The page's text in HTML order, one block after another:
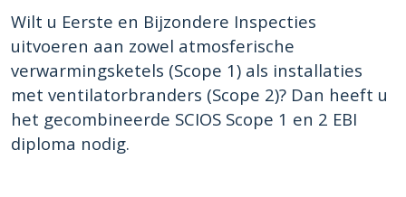
Wilt u Eerste en Bijzondere Inspecties
uitvoeren aan zowel atmosferische
verwarmingsketels (Scope 1) als installaties
met ventilatorbranders (Scope 2)? Dan heeft u
het gecombineerde SCIOS Scope 1 en 2 EBI
diploma nodig.